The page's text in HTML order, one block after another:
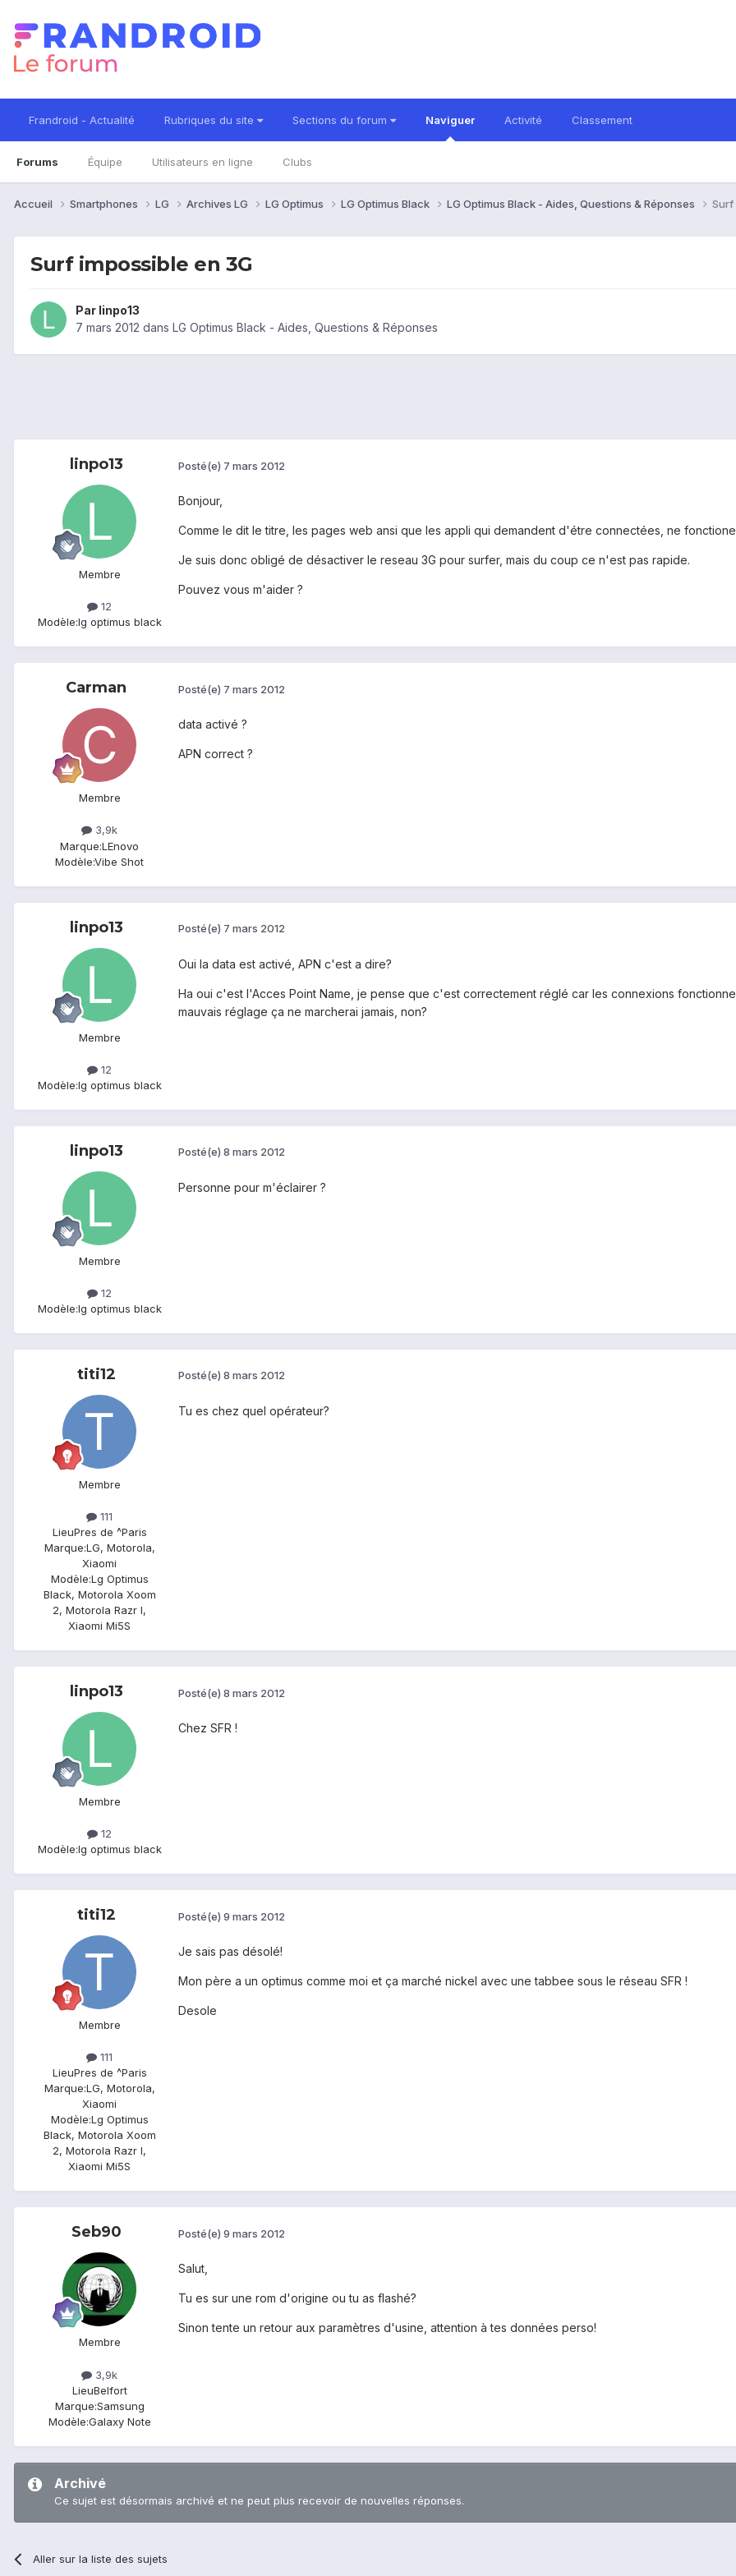
Frandroid - Actualité Rubriques du site Sections du forum Naviguer
Forums Équipe Utilisateurs en ligne Clubs
Activité Classement
Accueil Smartphones LG Archives LG LG Optimus LG Optimus Black LG Optimus Black - Aides, Questions & Réponses Surf
Surf impossible en 3G
Par linpo13
7 mars 2012 dans LG Optimus Black - Aides, Questions & Réponses
linpo13
Membre
12
Modèle:lg optimus black
Posté(e) 7 mars 2012
Bonjour,
Comme le dit le titre, les pages web ansi que les appli qui demandent d'étre connectées, ne
Je suis donc obligé de désactiver le reseau 3G pour surfer, mais du coup ce n'est pas rapide.
Pouvez vous m'aider ?
Carman
Membre
3,9k
Marque:LEnovo
Modèle:Vibe Shot
Posté(e) 7 mars 2012
data activé ?
APN correct ?
linpo13
Membre
12
Modèle:lg optimus black
Posté(e) 7 mars 2012
Oui la data est activé, APN c'est a dire?
Ha oui c'est l'Acces Point Name, je pense que c'est correctement réglé car les connexions
mauvais réglage ça ne marcherai jamais, non?
linpo13
Membre
12
Modèle:lg optimus black
Posté(e) 8 mars 2012
Personne pour m'éclairer ?
titi12
Membre
111
LieuPres de ^Paris
Marque:LG, Motorola,
Xiaomi
Modèle:Lg Optimus
Black, Motorola Xoom
2, Motorola Razr I,
Xiaomi Mi5S
Posté(e) 8 mars 2012
Tu es chez quel opérateur?
linpo13
Membre
12
Modèle:lg optimus black
Posté(e) 8 mars 2012
Chez SFR !
titi12
Membre
111
LieuPres de ^Paris
Marque:LG, Motorola,
Xiaomi
Modèle:Lg Optimus
Black, Motorola Xoom
2, Motorola Razr I,
Xiaomi Mi5S
Posté(e) 9 mars 2012
Je sais pas désolé!
Mon père a un optimus comme moi et ça marché nickel avec une tabbee sous le réseau SFR !
Desole
Seb90
Membre
3,9k
LieuBelfort
Marque:Samsung
Modèle:Galaxy Note
Posté(e) 9 mars 2012
Salut,
Tu es sur une rom d'origine ou tu as flashé?
Sinon tente un retour aux paramètres d'usine, attention à tes données perso!
Archivé
Ce sujet est désormais archivé et ne peut plus recevoir de nouvelles réponses.
Aller sur la liste des sujets